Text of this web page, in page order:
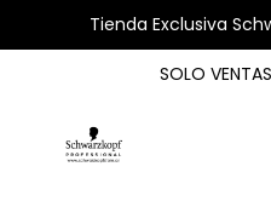
Tienda Exclusiva
SOLO